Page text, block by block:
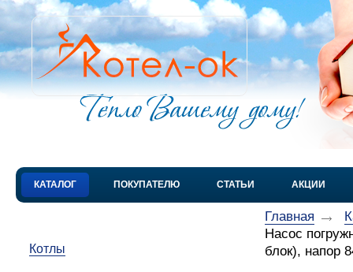
КАТАЛОГ ПОКУПАТЕЛЮ СТАТЬИ АКЦИИ
Котлы
Главная
Насос
блок), напор